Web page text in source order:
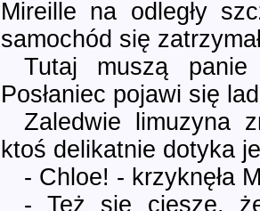
Mireille na odległy
samochód się
Tutaj muszą
Posłaniec pojawi się
Zaledwie limuzyna
ktoś delikatnie dotyka
- Chloe! - krzyknęła
- Też się cieszę,